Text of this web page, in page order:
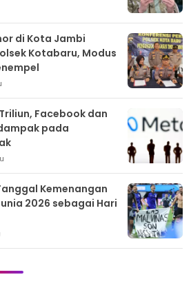
di Kota Jambi
Kotabaru, Modus
Facebook dan
pada
Kemenangan
2026 sebagai Hari